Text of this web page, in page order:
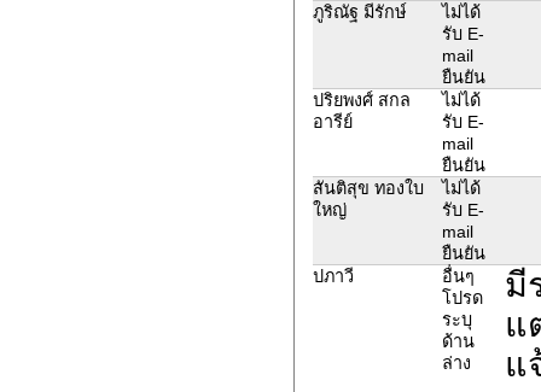
ภูริณัฐ มีรักษ์
ไม่ได้
รับ E-
mail
ยืนยัน
ปริยพงศ์ สกล
อารีย์
ไม่ได้
รับ E-
mail
ยืนยัน
สันติสุข ทองใบ
ใหญ่
ไม่ได้
รับ E-
mail
ยืนยัน
ปภาวี
อื่นๆ
โปรด
ระบุ
ด้าน
ล่าง
มี
แ
แ